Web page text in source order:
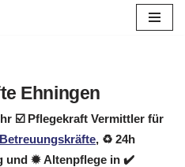
Ehningen
☑️ Pflegekraft Vermittler für
Betreuungskräfte, ♻ 24h
und ✹ Altenpflege in ✔️